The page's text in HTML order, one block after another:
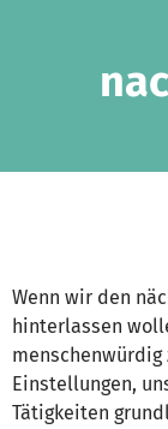
Wenn wir den
hinterlassen
Einstellungen,
Tätigkeiten